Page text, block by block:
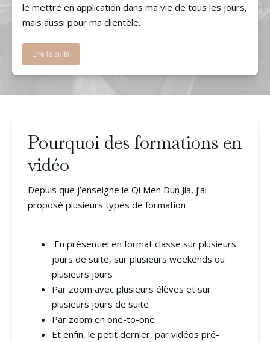
le mettre en application dans ma vie de tous les jours,
mais aussi pour ma clientèle.
Lire la suite
Pourquoi des formations en
vidéo
Depuis que j’enseigne le Qi Men Dun Jia, j’ai
proposé plusieurs types de formation :
En présentiel en format classe sur plusieurs
jours de suite, sur plusieurs weekends ou
plusieurs jours
Par zoom avec plusieurs élèves et sur
plusieurs jours de suite
Par zoom en one-to-one
Et enfin, le petit dernier, par vidéos pré-